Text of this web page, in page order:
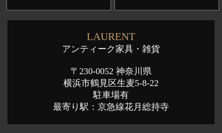
LAURENT
アンティーク家具・雑貨
〒230-0052 神奈川県
横浜市鶴見区生麦5-8-22
駐車場有
最寄り駅：京急線花月総持寺